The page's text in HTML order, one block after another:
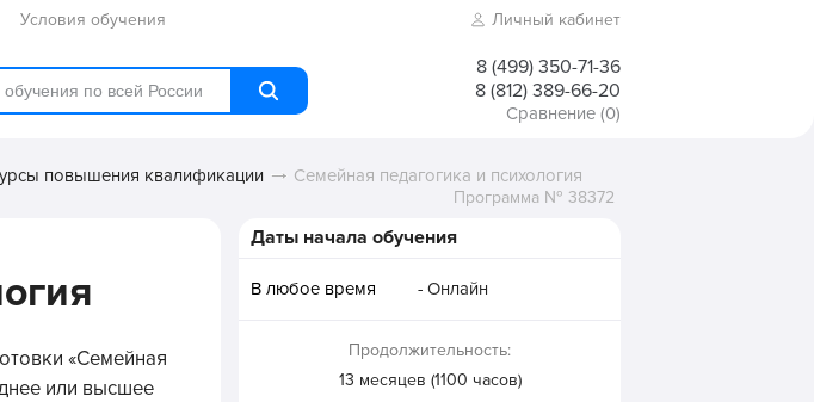
Условия обучения Личный кабинет
8 (499) 350-71-36
8 (812) 389-66-20
Сравнение (0)
повышения квалификации Семейная педагогика и психология
«Семейная
или высшее
Программа № 38372
Даты начала обучения
В любое время - Онлайн
Продолжительность:
13 месяцев (1100 часов)